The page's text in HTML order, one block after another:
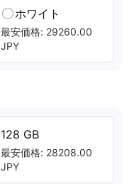
ホワイト
最安価格: 29260.00
JPY
128 GB
最安価格: 28208.00
JPY